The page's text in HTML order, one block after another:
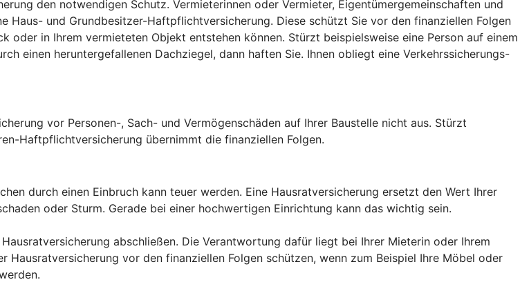
den notwendigen Schutz. Vermieterinnen oder Vermieter, Eigentümergemeinschaften und
Haus- und Grundbesitzer-Haftpflichtversicherung. Diese schützt Sie vor den finanziellen Folgen
oder in Ihrem vermieteten Objekt entstehen können. Stürzt beispielsweise eine Person auf einem
einen heruntergefallenen Dachziegel, dann haften Sie. Ihnen obliegt eine Verkehrssicherungs-
vor Personen-, Sach- und Vermögenschäden auf Ihrer Baustelle nicht aus. Stürzt
Haftpflichtversicherung übernimmt die finanziellen Folgen.
durch einen Einbruch kann teuer werden. Eine Hausratversicherung ersetzt den Wert Ihrer
oder Sturm. Gerade bei einer hochwertigen Einrichtung kann das wichtig sein.
abschließen. Die Verantwortung dafür liegt bei Ihrer Mieterin oder Ihrem
vor den finanziellen Folgen schützen, wenn zum Beispiel Ihre Möbel oder